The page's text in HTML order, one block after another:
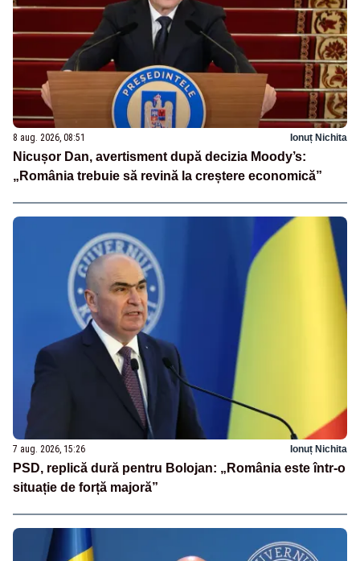
8 aug. 2026, 08:51 Ionuț Nichita
Nicușor Dan, avertisment după decizia Moody’s:
„România trebuie să revină la creștere economică”
7 aug. 2026, 15:26 Ionuț Nichita
PSD, replică dură pentru Bolojan: „România este într-o
situație de forță majoră”